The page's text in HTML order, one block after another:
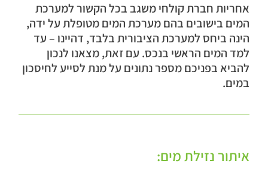
אחריות חברת קולחי משגב בכל הקשור למערכת
המים בישובים בהם מערכת המים מטופלת על ידה,
הינה ביחס למערכת הציבורית בלבד, דהיינו – עד
למד המים הראשי בנכס. עם זאת, מצאנו לנכון
להביא בפניכם מספר נתונים על מנת לסייע לחיסכון
במים.
איתור נזילת מים: